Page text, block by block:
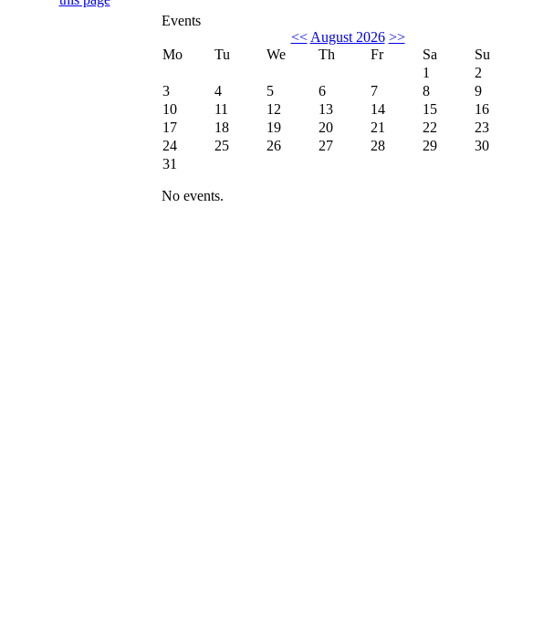
Events
<< August 2026 >>
Mo
Tu We Th Fr Sa
Su
1
2
3
4 5 6 7 8
9
10
11 12 13 14 15
16
17
18 19 20 21 22
23
24
25 26 27 28 29
30
31
No events.